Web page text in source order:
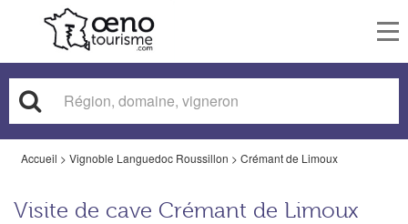
Accueil > Vignoble Languedoc Roussillon > Crémant de Limoux
Visite de cave Crémant de Limoux